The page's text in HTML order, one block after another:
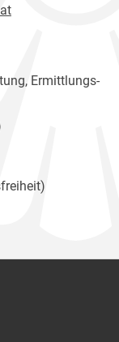
Ermittlungs-